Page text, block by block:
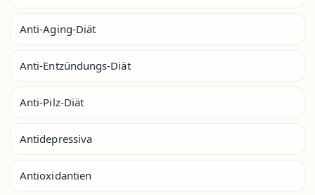
Anti-Aging-Diät
Anti-Entzündungs-Diät
Anti-Pilz-Diät
Antidepressiva
Antioxidantien